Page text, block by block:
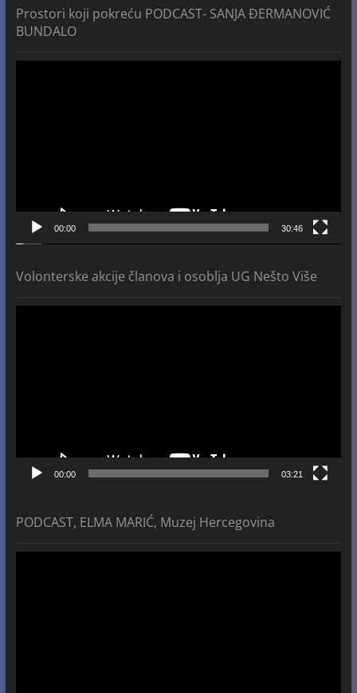
Prostori koji pokreću PODCAST- SANJA ĐERMANOVIĆ
BUNDALO
00:00 30:46
Volonterske akcije članova i osoblja UG Nešto Više
00:00 03:21
PODCAST, ELMA MARIĆ, Muzej Hercegovina